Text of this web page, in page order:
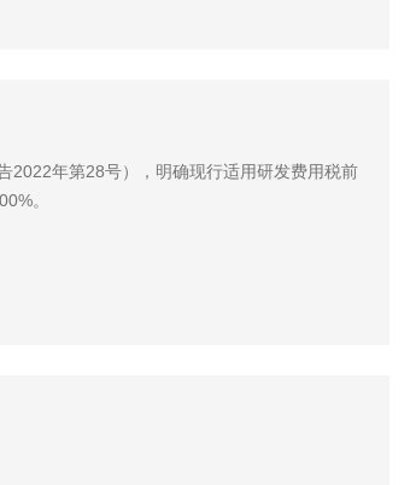
2022年第28号），明确现行适用研发费用税前
。